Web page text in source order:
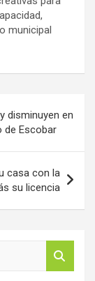
municipal
disminuyen en
de Escobar
casa con la
su licencia